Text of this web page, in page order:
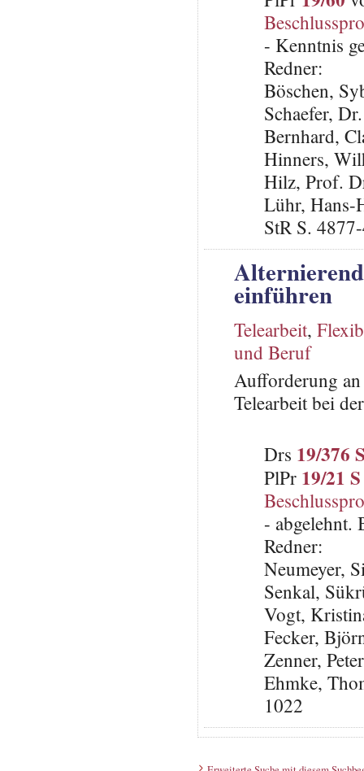
- Kenntnis
Redner:
Böschen,
Schaefer,
Bernhard,
Hinners,
Hilz, Prof.
Lühr, Hans-
StR S.
einführen
Telearbeit,
und Beruf
Aufforderung
Telearbeit bei
Drs 19/376
PlPr 19/21 S
- abgelehnt.
Redner:
Neumeyer,
Senkal,
Vogt,
Fecker,
Zenner,
Ehmke,
1022